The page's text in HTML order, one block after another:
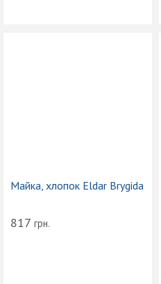
Майка, хлопок Eldar Brygida
817 грн.